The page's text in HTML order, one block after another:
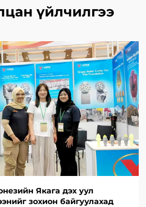
үйлчилгээ
Якага дэх уул
зохион байгуулахад